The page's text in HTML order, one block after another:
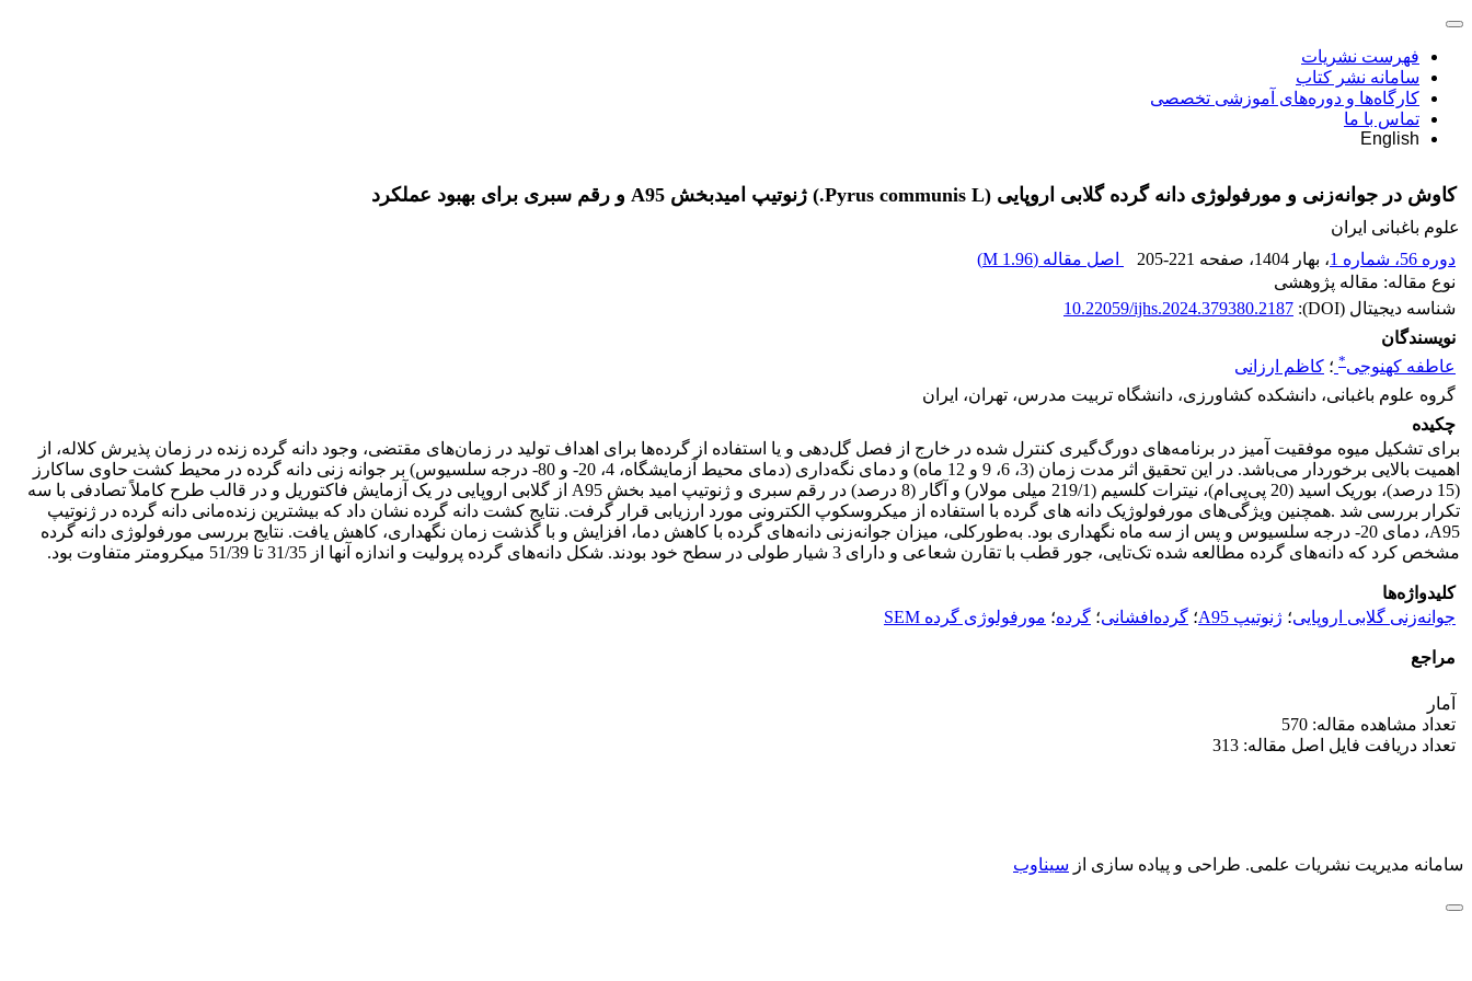
فهرست نشریات
سامانه نشر کتاب
کارگاه‌ها و دوره‌های آموزشی تخصصی
تماس با ما
English
کاوش در جوانه‌زنی و مورفولوژی دانه گرده گلابی اروپایی (Pyrus communis L.) ژنوتیپ امیدبخش A95 و رقم سبری برای بهبود عملکرد
علوم باغبانی ایران
دوره 56، شماره 1
، بهار 1404 ، صفحه 205-221 اصل مقاله (1.96 M
)
نوع مقاله: مقاله پژوهشی
شناسه دیجیتال (DOI):
10.22059/ijhs.2024.379380.2187
نویسندگان
عاطفه کهنوجی* ؛ کاظم ارزانی
گروه علوم باغبانی، دانشکده کشاورزی، دانشگاه تربیت مدرس، تهران، ایران
چکیده
برای تشکیل میوه موفقیت آمیز در برنامه‌های دورگ‌گیری‌ کنترل ‌شده در خارج از فصل گل‌دهی و یا استفاده از گرده‌ها برای اهداف تولید در زمان‌های مقتضی، وجود دانه گرده زنده در زمان پذیرش کلاله، از
اهمیت بالایی برخوردار می‌باشد. در این تحقیق اثر مدت زمان (3، 6، 9 و 12 ماه) و دمای نگه‌داری (دمای محیط آزمایشگاه، 4، 20- و 80- درجه سلسیوس) بر جوانه زنی دانه گرده در محیط کشت حاوی ساکارز
(15 درصد)، بوریک اسید (20 پی‌پی‌ام)، نیترات کلسیم (219/1 میلی مولار) و آگار (8 درصد) در رقم سبری و ژنوتیپ امید بخش A95 از گلابی اروپایی در یک آزمایش فاکتوریل و در قالب طرح‌ کاملاً تصادفی با سه
تکرار بررسی شد .همچنین ویژگی‌های مورفولوژیک دانه های گرده با استفاده از میکروسکوپ الکترونی مورد ارزیابی قرار گرفت. نتایج کشت دانه گرده نشان داد که بیشترین زنده‌مانی دانه گرده در ژنوتیپ
A95، دمای 20- درجه سلسیوس و پس از سه ماه نگهداری بود. به‌طورکلی، میزان جوانه‌زنی دانه‌های گرده با کاهش دما، افزایش‌ و با گذشت زمان نگهداری، کاهش‌ یافت. نتایج بررسی مورفولوژی دانه گرده
مشخص کرد که دانه‌های گرده مطالعه شده تک‌تایی، جور قطب با تقارن شعاعی و دارای 3 شیار طولی در سطح خود بودند. شکل دانه‌های گرده پرولیت و اندازه آنها از 31/35 تا 51/39 میکرومتر متفاوت بود.
کلیدواژه‌ها
جوانه‌زنی گلابی اروپایی؛ ژنوتیپ A95 ؛ گرده‌افشانی؛ گرده؛ مورفولوژی گرده SEM
مراجع
آمار
تعداد مشاهده مقاله: 570
تعداد دریافت فایل اصل مقاله: 313
سامانه مدیریت نشریات علمی. طراحی و پیاده سازی از سیناوب